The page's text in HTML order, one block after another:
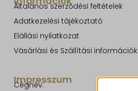
Impresszum
Cégnév:
Általános szerződési feltételek
Adatkezelési tájékoztató
Elállási nyilatkozat
Vásárlási és Szállítási információk